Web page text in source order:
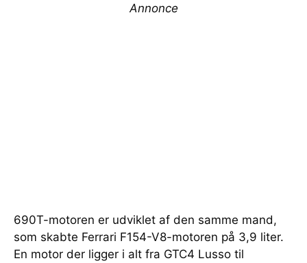
Annonce
690T-motoren er udviklet af den samme mand,
som skabte Ferrari F154-V8-motoren på 3,9 liter.
En motor der ligger i alt fra GTC4 Lusso til